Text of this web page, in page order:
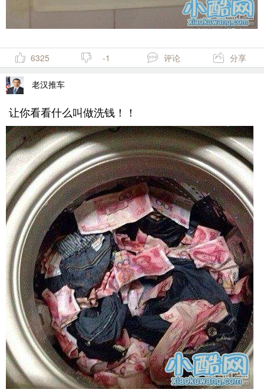
6325 -1 评论 分享
老汉推车
让你看看什么叫做洗钱！！